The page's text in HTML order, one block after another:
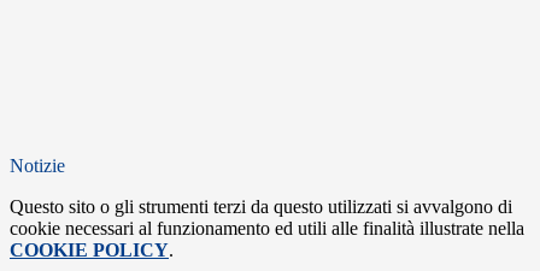
Notizie
Questo sito o gli strumenti terzi da questo utilizzati si avvalgono di
cookie necessari al funzionamento ed utili alle finalità illustrate nella
COOKIE POLICY.